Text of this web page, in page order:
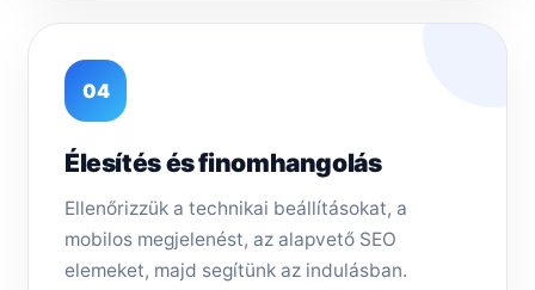
04
Élesítés és finomhangolás
Ellenőrizzük a technikai beállításokat, a
mobilos megjelenést, az alapvető SEO
elemeket, majd segítünk az indulásban.